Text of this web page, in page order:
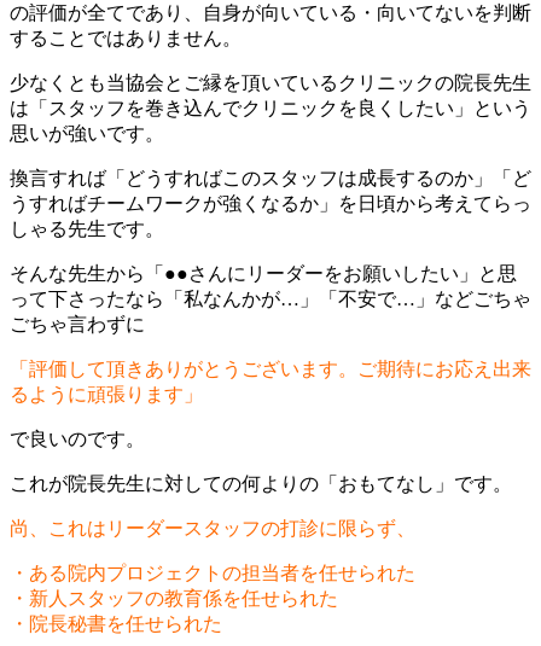
の評価が全てであり、自身が向いている・向いてないを判断
することではありません。
少なくとも当協会とご縁を頂いているクリニックの院長先生
は「スタッフを巻き込んでクリニックを良くしたい」という
思いが強いです。
換言すれば「どうすればこのスタッフは成長するのか」「ど
うすればチームワークが強くなるか」を日頃から考えてらっ
しゃる先生です。
そんな先生から「●●さんにリーダーをお願いしたい」と思
って下さったなら「私なんかが…」「不安で…」などごちゃ
ごちゃ言わずに
「評価して頂きありがとうございます。ご期待にお応え出来
るように頑張ります」
で良いのです。
これが院長先生に対しての何よりの「おもてなし」です。
尚、これはリーダースタッフの打診に限らず、
・ある院内プロジェクトの担当者を任せられた
・新人スタッフの教育係を任せられた
・院長秘書を任せられた